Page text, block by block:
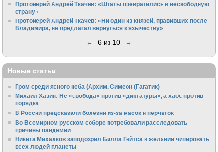
Протоиерей Андрей Ткачев: «Штаты превратились в несвободную
страну»
Протоиерей Андрей Ткачёв: «Ни один из князей, правивших после
Владимира, не предлагал вернуться к язычеству»
← 6 из 10 →
Новые статьи
Гром среди ясного неба (Архим. Симеон (Гагатик)
Михаил Хазин: Не «свобода» против «диктатуры», а хаос против
порядка
В России предсказали болезни из-за масок и перчаток
Во Всемирном русском соборе потребовали расследовать
причины пандемии
Никита Михалков заподозрил Билла Гейтса в желании чипировать
всех людей планеты